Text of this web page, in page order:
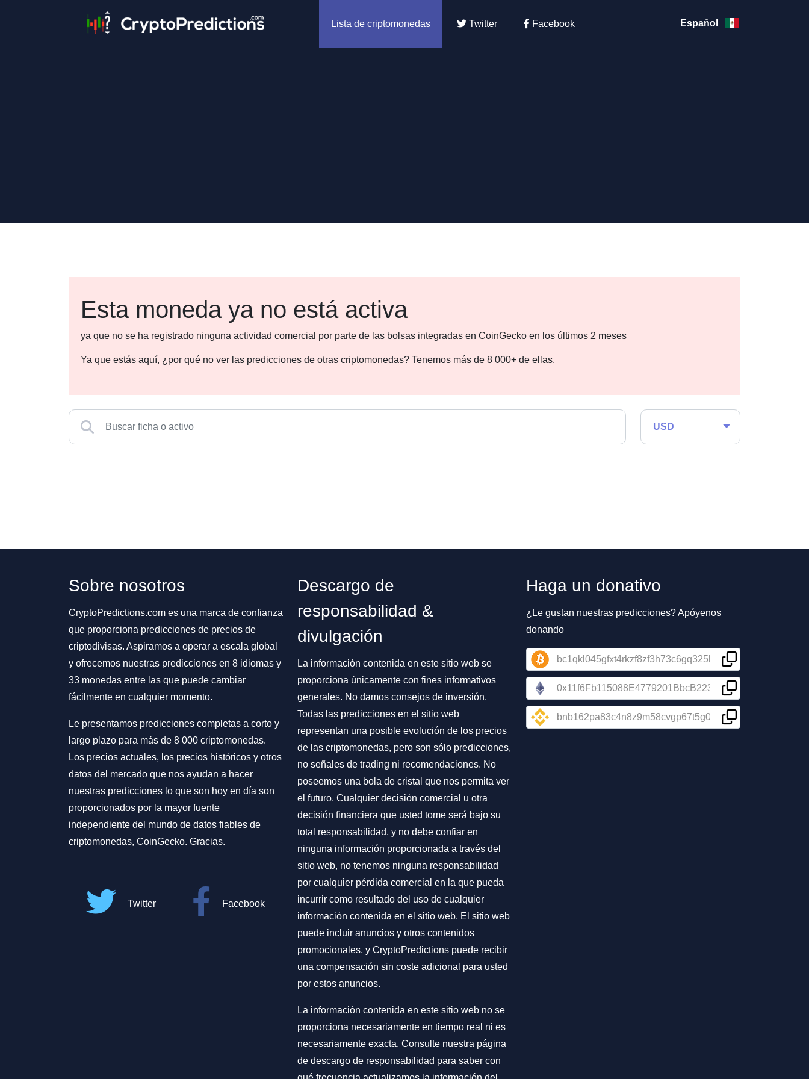
Lista de criptomonedas Twitter Facebook Español
Esta moneda ya no está activa
ya que no se ha registrado ninguna actividad comercial por parte de las bolsas integradas en CoinGecko en los últimos 2 meses
Ya que estás aquí, ¿por qué no ver las predicciones de otras criptomonedas? Tenemos más de 8 000+ de ellas.
USD
Sobre nosotros
CryptoPredictions.com es una marca de confianza
que proporciona predicciones de precios de
criptodivisas. Aspiramos a operar a escala global
y ofrecemos nuestras predicciones en 8 idiomas y
33 monedas entre las que puede cambiar
fácilmente en cualquier momento.
Le presentamos predicciones completas a corto y
largo plazo para más de 8 000 criptomonedas.
Los precios actuales, los precios históricos y otros
datos del mercado que nos ayudan a hacer
nuestras predicciones lo que son hoy en día son
proporcionados por la mayor fuente
independiente del mundo de datos fiables de
criptomonedas, CoinGecko. Gracias.
Twitter Facebook
Descargo de
responsabilidad &
divulgación
La información contenida en este sitio web se
proporciona únicamente con fines informativos
generales. No damos consejos de inversión.
Todas las predicciones en el sitio web
representan una posible evolución de los precios
de las criptomonedas, pero son sólo predicciones,
no señales de trading ni recomendaciones. No
poseemos una bola de cristal que nos permita ver
el futuro. Cualquier decisión comercial u otra
decisión financiera que usted tome será bajo su
total responsabilidad, y no debe confiar en
ninguna información proporcionada a través del
sitio web, no tenemos ninguna responsabilidad
por cualquier pérdida comercial en la que pueda
incurrir como resultado del uso de cualquier
información contenida en el sitio web. El sitio web
puede incluir anuncios y otros contenidos
promocionales, y CryptoPredictions puede recibir
una compensación sin coste adicional para usted
por estos anuncios.
La información contenida en este sitio web no se
proporciona necesariamente en tiempo real ni es
necesariamente exacta. Consulte nuestra página
de descargo de responsabilidad para saber con
Haga un donativo
¿Le gustan nuestras predicciones? Apóyenos
donando